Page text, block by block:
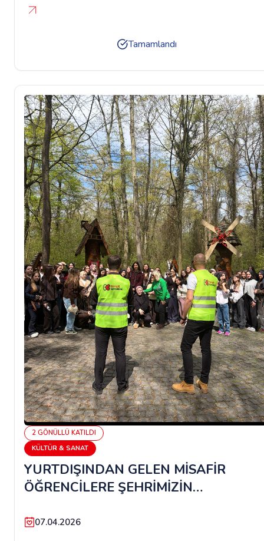
Haziran Saat 07.00🗓️ 20 Haziran Saat 06.00🗓️ 26 Haziran Saat
Tamamlandı
2 GÖNÜLLÜ KATILDI
KÜLTÜR & SANAT
YURTDIŞINDAN GELEN MİSAFİR
ÖĞRENCİLERE ŞEHRİMİZİN
GÖNÜLLÜSÜ
07.04.2026